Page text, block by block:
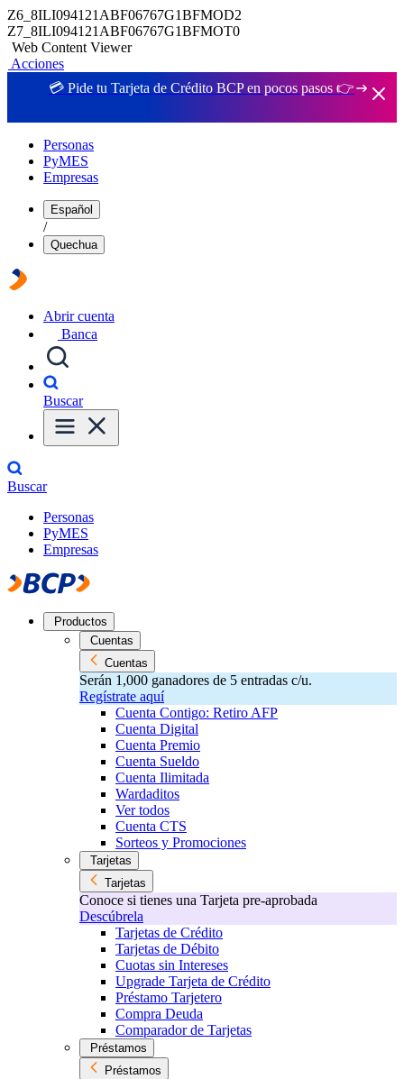
Z6_8ILI094121ABF06767G1BFMOD2
Z7_8ILI094121ABF06767G1BFMOT0
Web Content Viewer
Acciones
💳 Pide tu Tarjeta de Crédito BCP en pocos pasos 👉
Personas
PyMES
Empresas
Español
/
Quechua
Abrir cuenta
Banca
Buscar
Buscar
Personas
PyMES
Empresas
Productos
Cuentas
Cuentas
Serán 1,000 ganadores de 5 entradas c/u.
Regístrate aquí
Cuenta Contigo: Retiro AFP
Cuenta Digital
Cuenta Premio
Cuenta Sueldo
Cuenta Ilimitada
Wardaditos
Ver todos
Cuenta CTS
Sorteos y Promociones
Tarjetas
Tarjetas
Conoce si tienes una Tarjeta pre-aprobada
Descúbrela
Tarjetas de Crédito
Tarjetas de Débito
Cuotas sin Intereses
Upgrade Tarjeta de Crédito
Préstamo Tarjetero
Compra Deuda
Comparador de Tarjetas
Préstamos
Préstamos